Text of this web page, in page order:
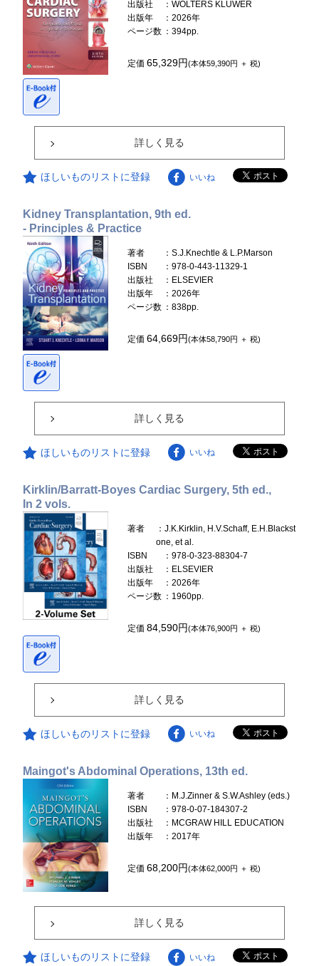
出版社
：WOLTERS KLUWER
出版年
：2026年
ページ数 ：394pp.
定価65,329円(本体59,390円 ＋ 税)
詳しく見る
ほしいものリストに登録 いいね
Kidney Transplantation, 9th ed.
- Principles & Practice
著者
：S.J.Knechtle & L.P.Marson
ISBN
：978-0-443-11329-1
出版社
：ELSEVIER
出版年
：2026年
ページ数 ：838pp.
定価64,669円(本体58,790円 ＋ 税)
詳しく見る
ほしいものリストに登録 いいね
Kirklin/Barratt-Boyes Cardiac Surgery, 5th ed.,
In 2 vols.
著者
：J.K.Kirklin, H.V.Schaff, E.H.Blackst
one, et al.
ISBN
：978-0-323-88304-7
出版社
：ELSEVIER
出版年
：2026年
ページ数 ：1960pp.
定価84,590円(本体76,900円 ＋ 税)
詳しく見る
ほしいものリストに登録 いいね
Maingot's Abdominal Operations, 13th ed.
著者
：M.J.Zinner & S.W.Ashley (eds.)
ISBN
：978-0-07-184307-2
出版社
：MCGRAW HILL EDUCATION
出版年
：2017年
定価68,200円(本体62,000円 ＋ 税)
詳しく見る
ほしいものリストに登録 いいね